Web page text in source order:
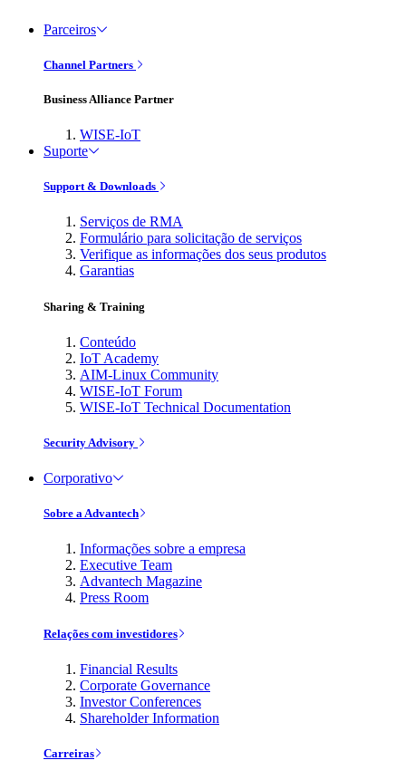
Parceiros
Channel Partners
Business Alliance Partner
WISE-IoT
Suporte
Support & Downloads
Serviços de RMA
Formulário para solicitação de serviços
Verifique as informações dos seus produtos
Garantias
Sharing & Training
Conteúdo
IoT Academy
AIM-Linux Community
WISE-IoT Forum
WISE-IoT Technical Documentation
Security Advisory
Corporativo
Sobre a Advantech
Informações sobre a empresa
Executive Team
Advantech Magazine
Press Room
Relações com investidores
Financial Results
Corporate Governance
Investor Conferences
Shareholder Information
Carreiras